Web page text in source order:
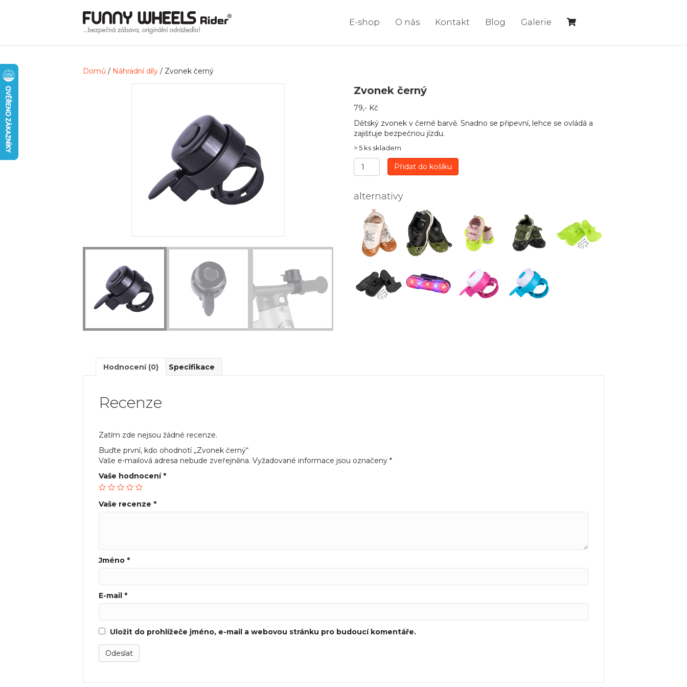
E-shop O nás Kontakt Blog Galerie
Domů / Náhradní díly / Zvonek černý
Zvonek černý
79,- Kč
Dětský zvonek v černé barvě. Snadno se připevní, lehce se ovládá a
zajišťuje bezpečnou jízdu.
> 5 ks skladem
Zvonek
černý
Přidat do košíku
alternativy
Hodnocení (0) Specifikace
Recenze
Zatím zde nejsou žádné recenze.
Buďte první, kdo ohodnotí „Zvonek černý“
Vaše e-mailová adresa nebude zveřejněna. Vyžadované informace jsou označeny *
Vaše hodnocení *
Vaše recenze *
Jméno *
E-mail *
Uložit do prohlížeče jméno, e-mail a webovou stránku pro budoucí komentáře.